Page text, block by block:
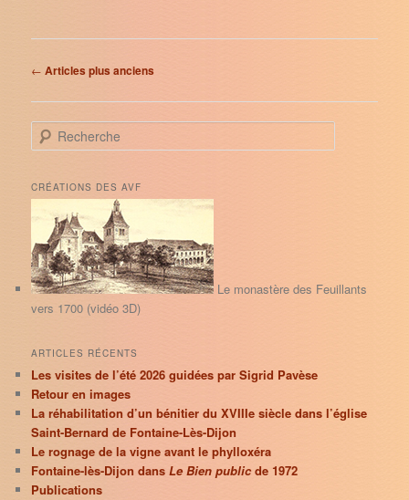
Navigation
articles
← Articles plus anciens
e
h
e
r
h
e
CRÉATIONS DES AVF
Le monastère des Feuillants
vers 1700 (vidéo 3D)
ARTICLES RÉCENTS
Les visites de l’été 2026 guidées par Sigrid Pavèse
Retour en images
La réhabilitation d’un bénitier du XVIIIe siècle dans l’église
Saint-Bernard de Fontaine-Lès-Dijon
Le rognage de la vigne avant le phylloxéra
Fontaine-lès-Dijon dansLe Bien publicde 1972
Publications